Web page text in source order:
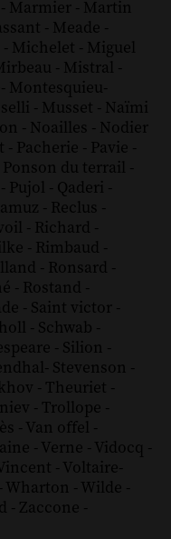
- Marmier - Martin
- Meade -
- Michelet - Miguel
- Mistral -
- Montesquieu-
- Musset - Naïmi
- Noailles - Nodier
- Pacherie - Pavie -
Ponson du terrail -
- Pujol - Qaderi -
- Reclus -
- Richard -
- Rimbaud -
- Ronsard -
- Rostand -
- Saint victor -
- Schwab -
- Silion -
- Stevenson -
- Theuriet -
- Trollope -
- Van offel -
- Verne - Vidocq -
- Voltaire-
- Wharton - Wilde -
- Zaccone -